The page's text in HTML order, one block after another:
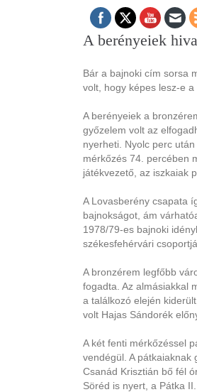
A berényeiek
Bár a bajnoki cím sorsa
volt, hogy képes lesz-e
A berényeiek a
győzelem volt az
nyerheti. Nyolc perc
mérkőzés 74. percében
játékvezető, az iszkaiak
A Lovasberény csapata
bajnokságot, ám
1978/79-es bajnoki
székesfehérvári
A bronzérem legfőbb
fogadta. Az almásiakkal
a találkozó elején
volt Hajas Sándorék
A két fenti mérkőzéssel
vendégül. A
Csanád Krisztián bő fél
Söréd is nyert, a Pátka